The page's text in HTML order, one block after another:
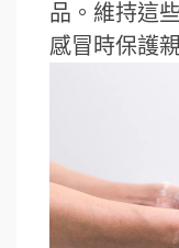
品。維持這
感冒時保護